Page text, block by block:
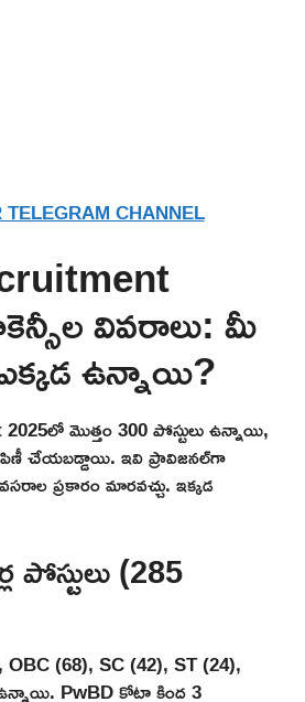
CHANNEL
వివరాలు: మీ
ఉన్నాయి?
మొత్తం 300 పోస్టులు ఉన్నాయి,
చేయబడ్డాయి. ఇవి ప్రావిజనల్‌గా
ప్రకారం మారవచ్చు. ఇక్కడ
పోస్టులు (285
OBC (68), SC (42), ST (24),
PwBD కోటా కింద 3